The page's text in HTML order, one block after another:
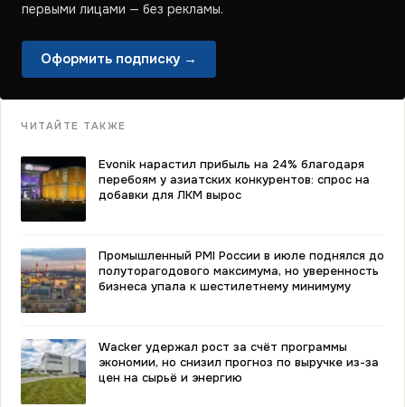
первыми лицами — без рекламы.
Оформить подписку →
ЧИТАЙТЕ ТАКЖЕ
Evonik нарастил прибыль на 24% благодаря
перебоям у азиатских конкурентов: спрос на
добавки для ЛКМ вырос
Промышленный PMI России в июле поднялся до
полуторагодового максимума, но уверенность
бизнеса упала к шестилетнему минимуму
Wacker удержал рост за счёт программы
экономии, но снизил прогноз по выручке из-за
цен на сырьё и энергию